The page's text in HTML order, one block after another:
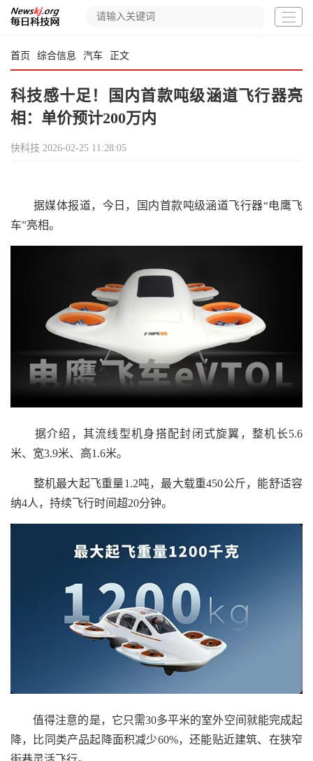
首页 综合信息 汽车 正文
科技感十足！国内首款吨级涵道飞行器亮
相：单价预计200万内
快科技 2026-02-25 11:28:05
据媒体报道，今日，国内首款吨级涵道飞行器“电鹰飞
车”亮相。
据介绍，其流线型机身搭配封闭式旋翼，整机长5.6
米、宽3.9米、高1.6米。
整机最大起飞重量1.2吨，最大载重450公斤，能舒适容
纳4人，持续飞行时间超20分钟。
值得注意的是，它只需30多平米的室外空间就能完成起
降，比同类产品起降面积减少60%，还能贴近建筑、在狭窄